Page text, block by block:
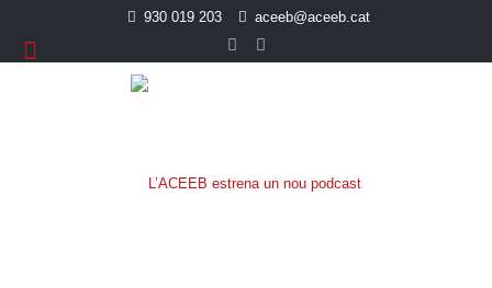
930 019 203 aceeb@aceeb.cat